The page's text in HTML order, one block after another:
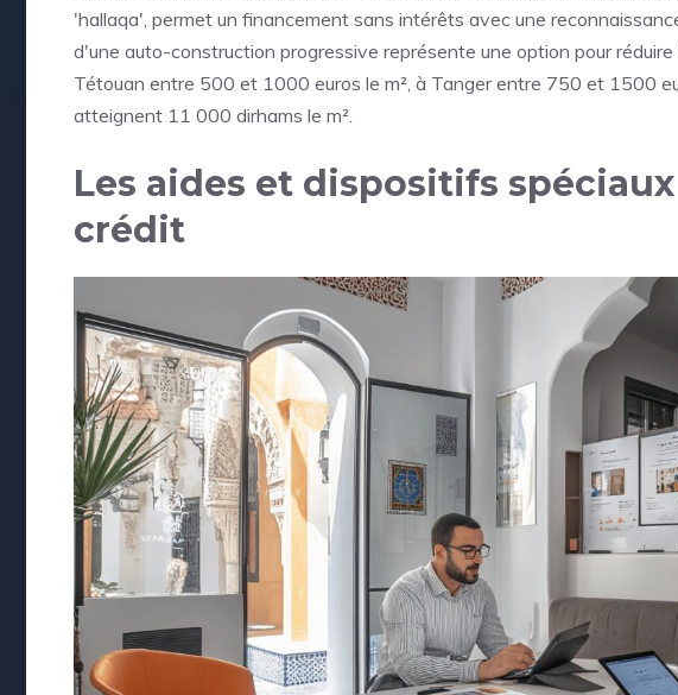
'hallaqa', permet un financement sans intérêts avec une
d'une auto-construction progressive représente une option pour
Tétouan entre 500 et 1000 euros le m², à Tanger entre 750 et 1500
atteignent 11 000 dirhams le m².
Les aides et dispositifs
crédit